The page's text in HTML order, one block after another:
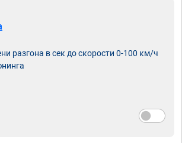
разгона в сек до скорости 0-100 км/ч